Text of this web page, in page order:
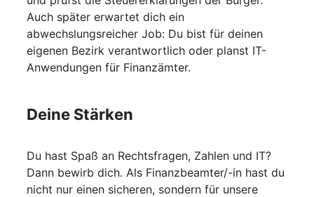
Auch später erwartet dich ein
abwechslungsreicher Job: Du bist für deinen
eigenen Bezirk verantwortlich oder planst IT-
Anwendungen für Finanzämter.
Deine Stärken
Du hast Spaß an Rechtsfragen, Zahlen und IT?
Dann bewirb dich. Als Finanzbeamter/-in hast du
nicht nur einen sicheren, sondern für unsere